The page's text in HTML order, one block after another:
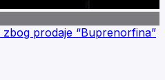
prodaje “Buprenorfina”